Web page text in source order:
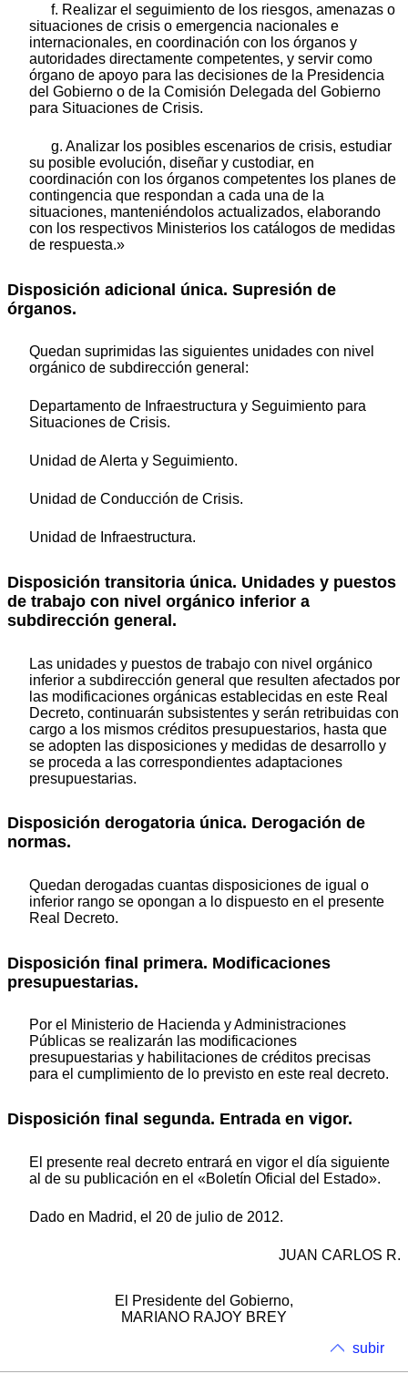
f. Realizar el seguimiento de los riesgos, amenazas o
situaciones de crisis o emergencia nacionales e
internacionales, en coordinación con los órganos y
autoridades directamente competentes, y servir como
órgano de apoyo para las decisiones de la Presidencia
del Gobierno o de la Comisión Delegada del Gobierno
para Situaciones de Crisis.
g. Analizar los posibles escenarios de crisis, estudiar
su posible evolución, diseñar y custodiar, en
coordinación con los órganos competentes los planes de
contingencia que respondan a cada una de la
situaciones, manteniéndolos actualizados, elaborando
con los respectivos Ministerios los catálogos de medidas
de respuesta.»
Disposición adicional única. Supresión de
órganos.
Quedan suprimidas las siguientes unidades con nivel
orgánico de subdirección general:
Departamento de Infraestructura y Seguimiento para
Situaciones de Crisis.
Unidad de Alerta y Seguimiento.
Unidad de Conducción de Crisis.
Unidad de Infraestructura.
Disposición transitoria única. Unidades y puestos
de trabajo con nivel orgánico inferior a
subdirección general.
Las unidades y puestos de trabajo con nivel orgánico
inferior a subdirección general que resulten afectados por
las modificaciones orgánicas establecidas en este Real
Decreto, continuarán subsistentes y serán retribuidas con
cargo a los mismos créditos presupuestarios, hasta que
se adopten las disposiciones y medidas de desarrollo y
se proceda a las correspondientes adaptaciones
presupuestarias.
Disposición derogatoria única. Derogación de
normas.
Quedan derogadas cuantas disposiciones de igual o
inferior rango se opongan a lo dispuesto en el presente
Real Decreto.
Disposición final primera. Modificaciones
presupuestarias.
Por el Ministerio de Hacienda y Administraciones
Públicas se realizarán las modificaciones
presupuestarias y habilitaciones de créditos precisas
para el cumplimiento de lo previsto en este real decreto.
Disposición final segunda. Entrada en vigor.
El presente real decreto entrará en vigor el día siguiente
al de su publicación en el «Boletín Oficial del Estado».
Dado en Madrid, el 20 de julio de 2012.
JUAN CARLOS R.
El Presidente del Gobierno,
MARIANO RAJOY BREY
subir